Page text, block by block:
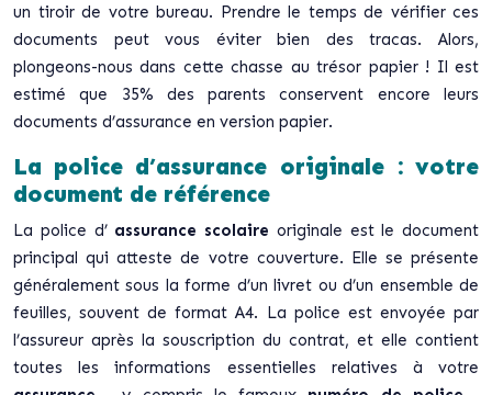
un tiroir de votre bureau. Prendre le temps de vérifier ces
documents peut vous éviter bien des tracas. Alors,
plongeons-nous dans cette chasse au trésor papier ! Il est
estimé que 35% des parents conservent encore leurs
documents d’assurance en version papier.
La police d’assurance originale : votre
document de référence
La police d’ assurance scolaire originale est le document
principal qui atteste de votre couverture. Elle se présente
généralement sous la forme d’un livret ou d’un ensemble de
feuilles, souvent de format A4. La police est envoyée par
l’assureur après la souscription du contrat, et elle contient
toutes les informations essentielles relatives à votre